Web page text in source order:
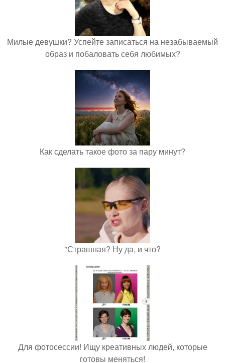
Милые девушки? Успейте записаться на незабываемый
образ и побаловать себя любимых?
Как сделать такое фото за пару минут?
"Страшная? Ну да, и что?
Для фотосессии! Ищу креативных людей, которые
готовы меняться!